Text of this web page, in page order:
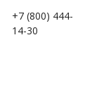
+7 (800) 444-
14-30